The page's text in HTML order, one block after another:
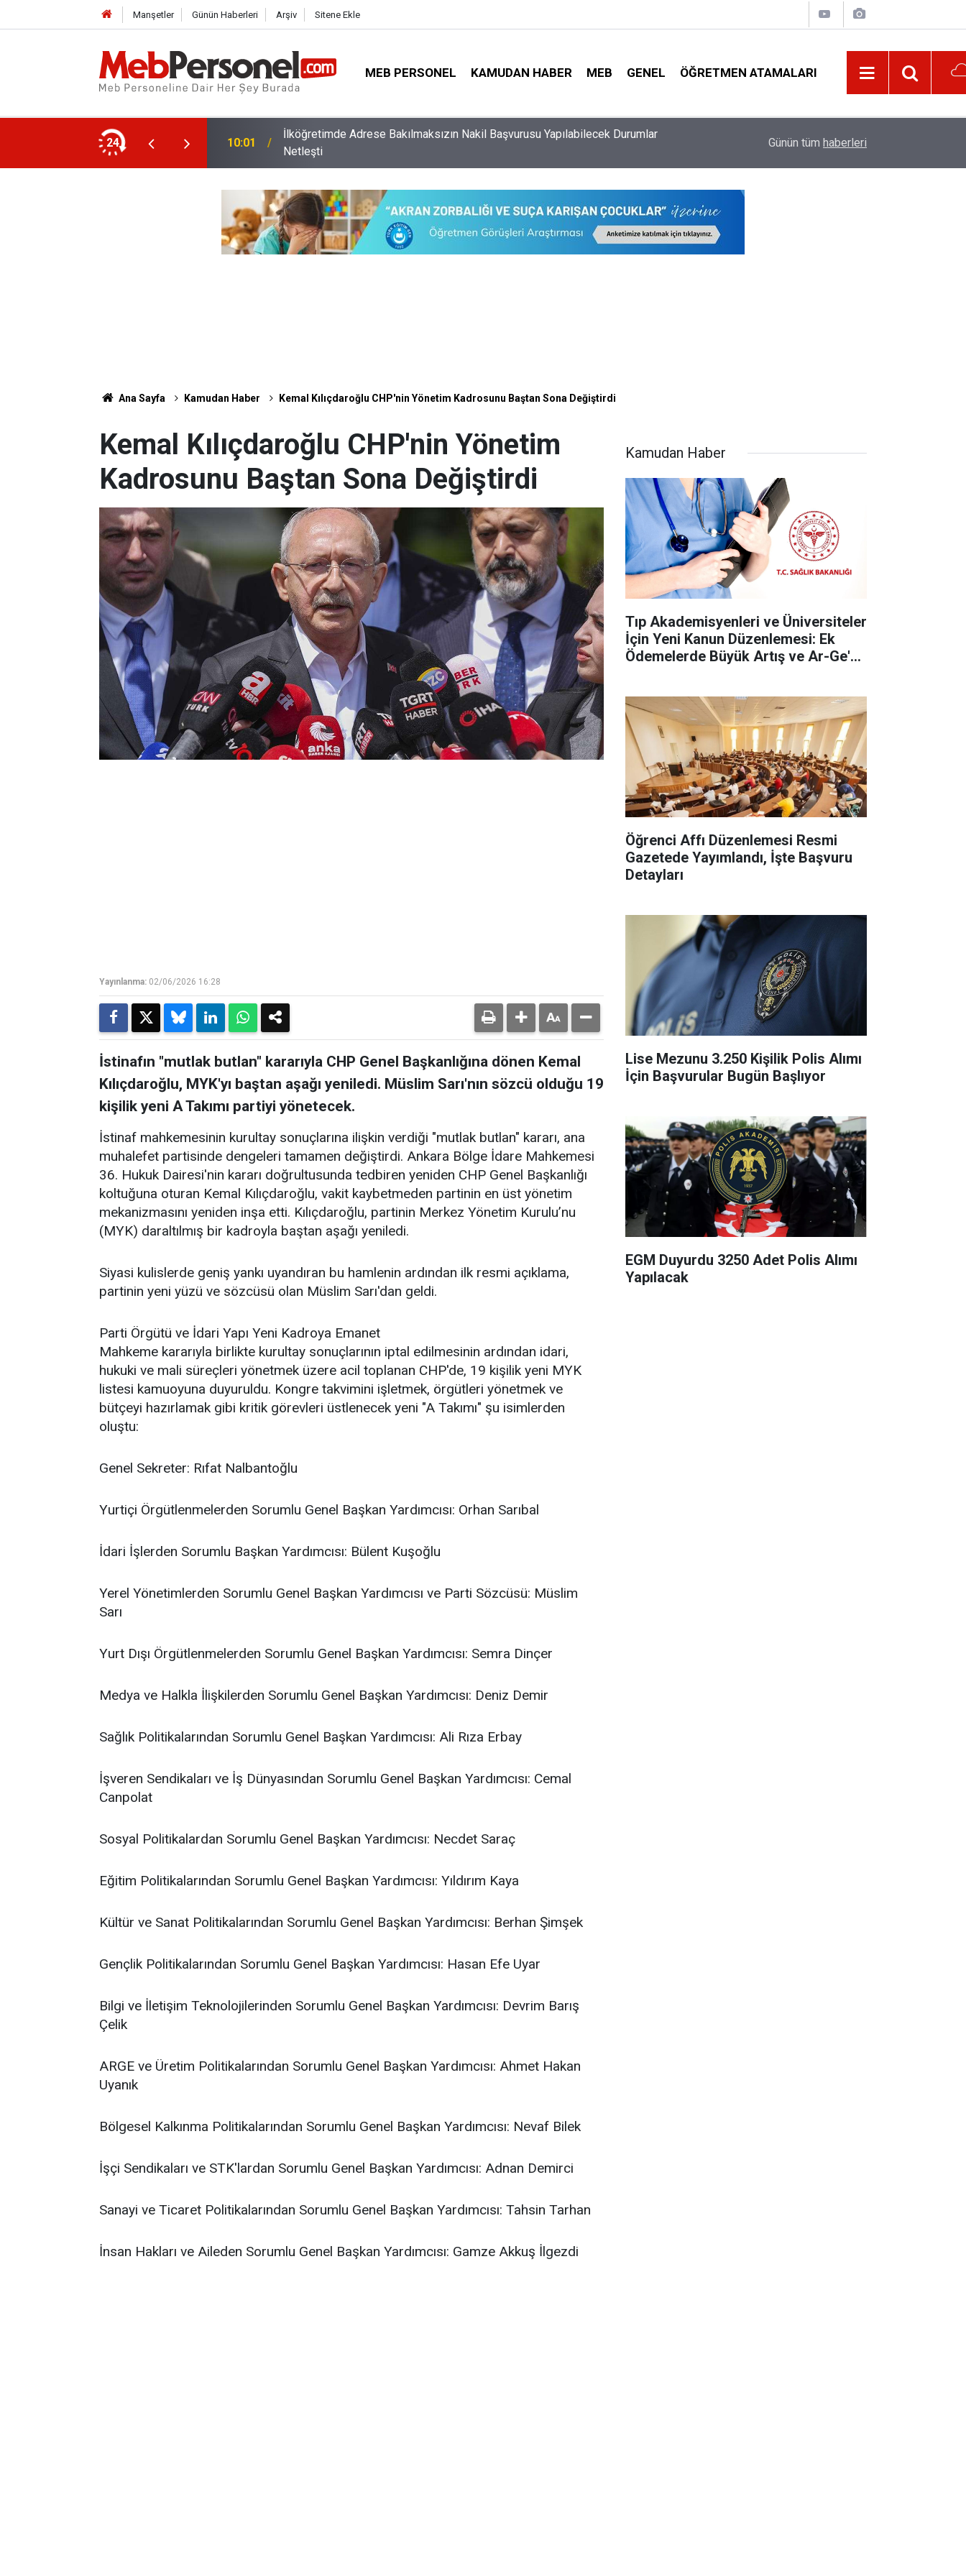
Manşetler Günün Haberleri Arşiv Sitene Ekle
MEB PERSONEL KAMUDAN HABER MEB GENEL ÖĞRETMEN ATAMALARI
24
Kimler Yararlanamayacak? 10:01
İlköğretimde Adrese Bakılmaksızın Nakil Başvurusu Yapılabilecek Durumlar
Netleşti
Milli Eğitim Bakanı Yusuf Tekin'den Serbest
Günün tüm haberleri
Ana Sayfa Kamudan Haber Kemal Kılıçdaroğlu CHP'nin Yönetim Kadrosunu Baştan Sona Değiştirdi
Kemal Kılıçdaroğlu CHP'nin Yönetim
Kadrosunu Baştan Sona Değiştirdi
Yayınlanma: 02/06/2026 16:28
İstinafın "mutlak butlan" kararıyla CHP Genel Başkanlığına dönen Kemal
Kılıçdaroğlu, MYK'yı baştan aşağı yeniledi. Müslim Sarı'nın sözcü olduğu 19
kişilik yeni A Takımı partiyi yönetecek.
İstinaf mahkemesinin kurultay sonuçlarına ilişkin verdiği "mutlak butlan" kararı, ana
muhalefet partisinde dengeleri tamamen değiştirdi. Ankara Bölge İdare Mahkemesi
36. Hukuk Dairesi'nin kararı doğrultusunda tedbiren yeniden CHP Genel Başkanlığı
koltuğuna oturan Kemal Kılıçdaroğlu, vakit kaybetmeden partinin en üst yönetim
mekanizmasını yeniden inşa etti. Kılıçdaroğlu, partinin Merkez Yönetim Kurulu’nu
(MYK) daraltılmış bir kadroyla baştan aşağı yeniledi.
Siyasi kulislerde geniş yankı uyandıran bu hamlenin ardından ilk resmi açıklama,
partinin yeni yüzü ve sözcüsü olan Müslim Sarı'dan geldi.
Parti Örgütü ve İdari Yapı Yeni Kadroya Emanet
Mahkeme kararıyla birlikte kurultay sonuçlarının iptal edilmesinin ardından idari,
hukuki ve mali süreçleri yönetmek üzere acil toplanan CHP'de, 19 kişilik yeni MYK
listesi kamuoyuna duyuruldu. Kongre takvimini işletmek, örgütleri yönetmek ve
bütçeyi hazırlamak gibi kritik görevleri üstlenecek yeni "A Takımı" şu isimlerden
oluştu:
Genel Sekreter: Rıfat Nalbantoğlu
Yurtiçi Örgütlenmelerden Sorumlu Genel Başkan Yardımcısı: Orhan Sarıbal
İdari İşlerden Sorumlu Başkan Yardımcısı: Bülent Kuşoğlu
Yerel Yönetimlerden Sorumlu Genel Başkan Yardımcısı ve Parti Sözcüsü: Müslim
Sarı
Yurt Dışı Örgütlenmelerden Sorumlu Genel Başkan Yardımcısı: Semra Dinçer
Medya ve Halkla İlişkilerden Sorumlu Genel Başkan Yardımcısı: Deniz Demir
Sağlık Politikalarından Sorumlu Genel Başkan Yardımcısı: Ali Rıza Erbay
İşveren Sendikaları ve İş Dünyasından Sorumlu Genel Başkan Yardımcısı: Cemal
Canpolat
Sosyal Politikalardan Sorumlu Genel Başkan Yardımcısı: Necdet Saraç
Eğitim Politikalarından Sorumlu Genel Başkan Yardımcısı: Yıldırım Kaya
Kültür ve Sanat Politikalarından Sorumlu Genel Başkan Yardımcısı: Berhan Şimşek
Gençlik Politikalarından Sorumlu Genel Başkan Yardımcısı: Hasan Efe Uyar
Bilgi ve İletişim Teknolojilerinden Sorumlu Genel Başkan Yardımcısı: Devrim Barış
Çelik
ARGE ve Üretim Politikalarından Sorumlu Genel Başkan Yardımcısı: Ahmet Hakan
Uyanık
Bölgesel Kalkınma Politikalarından Sorumlu Genel Başkan Yardımcısı: Nevaf Bilek
İşçi Sendikaları ve STK'lardan Sorumlu Genel Başkan Yardımcısı: Adnan Demirci
Sanayi ve Ticaret Politikalarından Sorumlu Genel Başkan Yardımcısı: Tahsin Tarhan
İnsan Hakları ve Aileden Sorumlu Genel Başkan Yardımcısı: Gamze Akkuş İlgezdi
Kamudan Haber
​Tıp Akademisyenleri ve Üniversiteler
İçin Yeni Kanun Düzenlemesi: Ek
Ödemelerde Büyük Artış ve Ar-Ge'ye
Öğrenci Affı Düzenlemesi Resmi
Gazetede Yayımlandı, İşte Başvuru
Detayları
Lise Mezunu 3.250 Kişilik Polis Alımı
İçin Başvurular Bugün Başlıyor
EGM Duyurdu 3250 Adet Polis Alımı
Yapılacak